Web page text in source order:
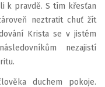
k pravdě. S tím křesťan
neztratit chuť žít
Krista se v jistém
nezajistí
duchem pokoje.